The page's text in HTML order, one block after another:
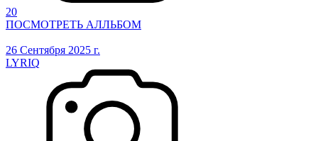
20
ПОСМОТРЕТЬ АЛЛЬБОМ
26 Сентября 2025 г.
LYRIQ